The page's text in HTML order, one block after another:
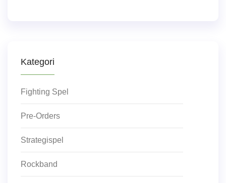
Kategori
Fighting Spel
Pre-Orders
Strategispel
Rockband